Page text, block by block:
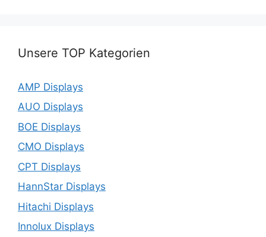
Unsere TOP Kategorien
AMP Displays
AUO Displays
BOE Displays
CMO Displays
CPT Displays
HannStar Displays
Hitachi Displays
Innolux Displays